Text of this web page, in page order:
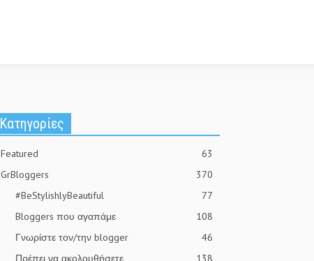
Kατηγορίες
Featured
63
GrBloggers
370
#BeStylishlyBeautiful
77
Bloggers που αγαπάμε
108
Γνωρίστε τον/την blogger
46
Πρέπει να ακολουθήσετε
138